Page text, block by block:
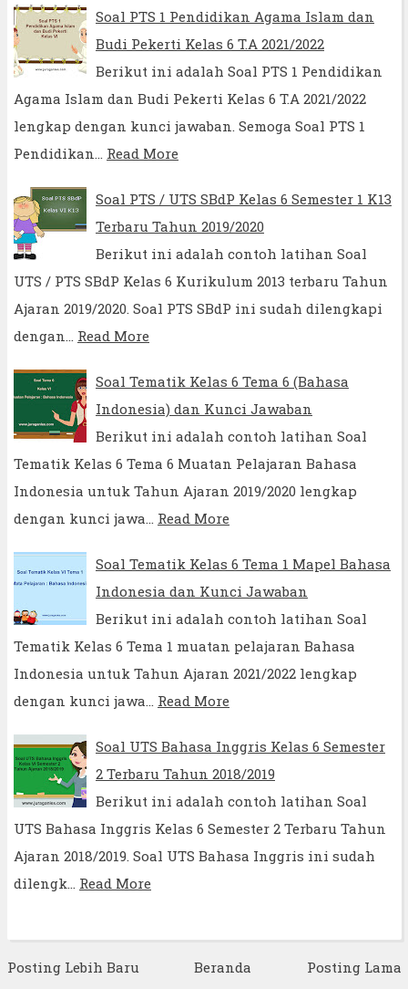
Soal PTS 1 Pendidikan Agama Islam dan
Budi Pekerti Kelas 6 T.A 2021/2022
Berikut ini adalah Soal PTS 1 Pendidikan
Agama Islam dan Budi Pekerti Kelas 6 T.A 2021/2022
lengkap dengan kunci jawaban. Semoga Soal PTS 1
Pendidikan…
Read More
Soal PTS / UTS SBdP Kelas 6 Semester 1 K13
Terbaru Tahun 2019/2020
Berikut ini adalah contoh latihan Soal
UTS / PTS SBdP Kelas 6 Kurikulum 2013 terbaru Tahun
Ajaran 2019/2020. Soal PTS SBdP ini sudah dilengkapi
dengan…
Read More
Soal Tematik Kelas 6 Tema 6 (Bahasa
Indonesia) dan Kunci Jawaban
Berikut ini adalah contoh latihan Soal
Tematik Kelas 6 Tema 6 Muatan Pelajaran Bahasa
Indonesia untuk Tahun Ajaran 2019/2020 lengkap
dengan kunci jawa…
Read More
Soal Tematik Kelas 6 Tema 1 Mapel Bahasa
Indonesia dan Kunci Jawaban
Berikut ini adalah contoh latihan Soal
Tematik Kelas 6 Tema 1 muatan pelajaran Bahasa
Indonesia untuk Tahun Ajaran 2021/2022 lengkap
dengan kunci jawa…
Read More
Soal UTS Bahasa Inggris Kelas 6 Semester
2 Terbaru Tahun 2018/2019
Berikut ini adalah contoh latihan Soal
UTS Bahasa Inggris Kelas 6 Semester 2 Terbaru Tahun
Ajaran 2018/2019. Soal UTS Bahasa Inggris ini sudah
dilengk…
Read More
Posting Lebih Baru Posting Lama
Beranda